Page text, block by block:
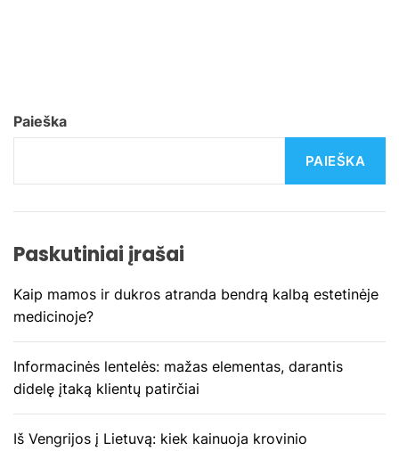
g
i
a
t
a
r
Paieška
PAIEŠKA
Paskutiniai įrašai
Kaip mamos ir dukros atranda bendrą kalbą estetinėje
medicinoje?
Informacinės lentelės: mažas elementas, darantis
didelę įtaką klientų patirčiai
Iš Vengrijos į Lietuvą: kiek kainuoja krovinio